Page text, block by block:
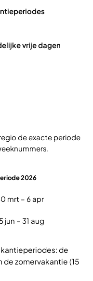
vrije dagen
de exacte periode
2026
mrt – 6 apr
jun – 31 aug
de
de zomervakantie (15